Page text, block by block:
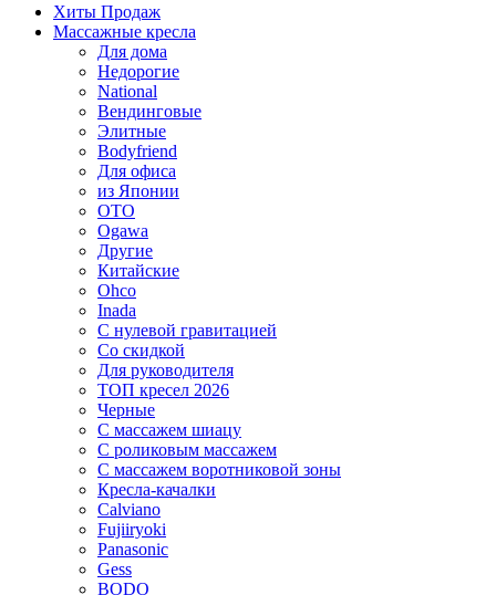
Хиты Продаж
Массажные кресла
Для дома
Недорогие
National
Вендинговые
Элитные
Bodyfriend
Для офиса
из Японии
OTO
Ogawa
Другие
Китайские
Ohco
Inada
С нулевой гравитацией
Со скидкой
Для руководителя
ТОП кресел 2026
Черные
С массажем шиацу
С роликовым массажем
С массажем воротниковой зоны
Кресла-качалки
Calviano
Fujiiryoki
Panasonic
Gess
BODO